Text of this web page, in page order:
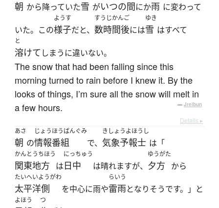
朝 から降っていた雪 がいつの間にか雨 に変わって
いた。この
ようす
様子だと、
すうじかんご
数時間後には
ゆき
雪 はすべて
と
溶けて しまうに違いない。
The snow that had been falling since this
morning turned to rain before I knew it. By the
looks of things, I’m sure all the snow will melt in
a few hours.
— Jreibun
Details ▸
あさ
朝 の
じょうほうばんぐみ
情報番組 で、
きしょうよほうし
気象予報士 は「
かんとうちほう
関東地方 は
にっちゅう
日中 は晴れますが、
ゆうがた
夕方 から
たいへいようがわ
太平洋側 を中心に雨や
らいう
雷雨となりそうです。」と
よほう つ